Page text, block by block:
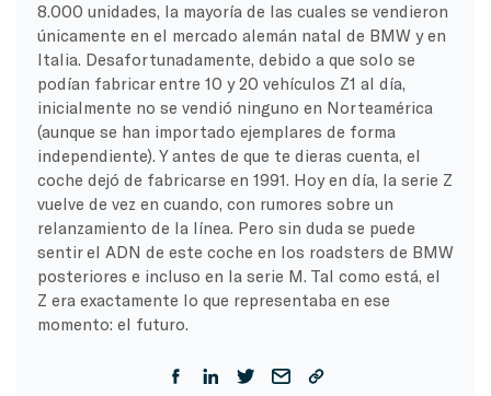
8.000 unidades, la mayoría de las cuales se vendieron
únicamente en el mercado alemán natal de BMW y en
Italia. Desafortunadamente, debido a que solo se
podían fabricar entre 10 y 20 vehículos Z1 al día,
inicialmente no se vendió ninguno en Norteamérica
(aunque se han importado ejemplares de forma
independiente). Y antes de que te dieras cuenta, el
coche dejó de fabricarse en 1991. Hoy en día, la serie Z
vuelve de vez en cuando, con rumores sobre un
relanzamiento de la línea. Pero sin duda se puede
sentir el ADN de este coche en los roadsters de BMW
posteriores e incluso en la serie M. Tal como está, el
Z era exactamente lo que representaba en ese
momento: el futuro.